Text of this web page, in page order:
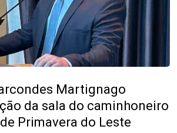
Martignago
da sala do caminhoneiro
Primavera do Leste